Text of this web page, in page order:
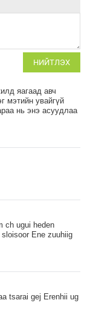
НИЙТЛЭХ
яагаад авч
мэтийн увайгүй
нь энэ асуудлаа
ch ugui heden
Ene zuuhiig
tsarai gej Erenhii ug